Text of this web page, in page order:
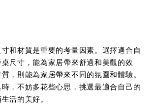
和材質是重要的考量因素。選擇適合自
尺寸，能為家居帶來舒適和美觀的效
，則能為家居帶來不同的氛圍和體驗。
，不妨多花些心思，挑選最適合自己的
活的美好。